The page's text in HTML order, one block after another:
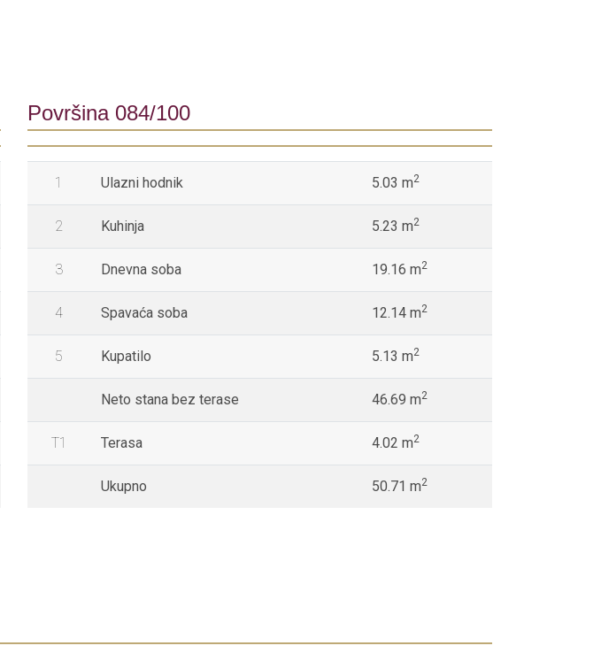
Površina 084/100
1 Ulazni hodnik 5.03 m2
2 Kuhinja 5.23 m2
3 Dnevna soba 19.16 m2
4 Spavaća soba 12.14 m2
5 Kupatilo 5.13 m2
Neto stana bez terase 46.69 m2
T1 Terasa 4.02 m2
Ukupno 50.71 m2